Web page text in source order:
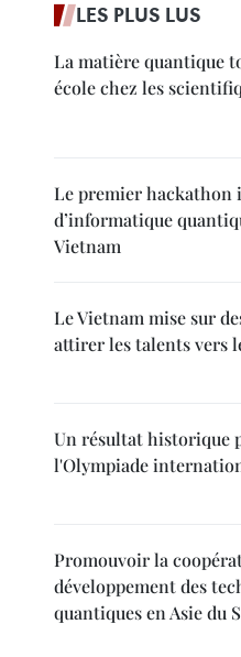
LES PLUS LUS
La matière quantique
école chez les
Le premier
d’informatique
Vietnam
Le Vietnam mise sur
attirer les talents vers
Un résultat historique
l'Olympiade
Promouvoir la
développement des
quantiques en Asie du